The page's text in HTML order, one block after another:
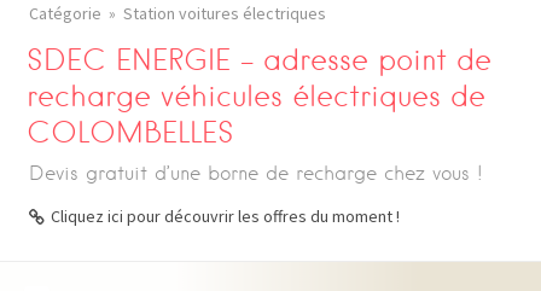
Catégorie Station voitures électriques
SDEC ENERGIE – adresse point de
recharge véhicules électriques de
COLOMBELLES
Devis gratuit d’une borne de recharge chez vous !
Cliquez ici pour découvrir les offres du moment !